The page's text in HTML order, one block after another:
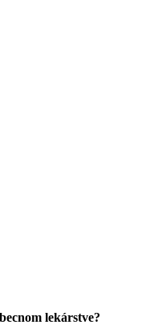
lekárstve?